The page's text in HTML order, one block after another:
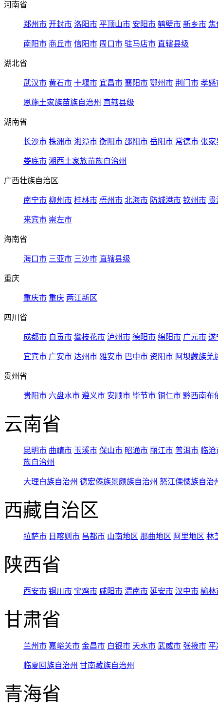
河南省
郑州市 开封市 洛阳市 平顶山市 安阳市 鹤壁市 新乡市 焦
南阳市 商丘市 信阳市 周口市 驻马店市 直辖县级
湖北省
武汉市 黄石市 十堰市 宜昌市 襄阳市 鄂州市 荆门市 孝感
恩施土家族苗族自治州 直辖县级
湖南省
长沙市 株洲市 湘潭市 衡阳市 邵阳市 岳阳市 常德市 张家
娄底市 湘西土家族苗族自治州
广西壮族自治区
南宁市 柳州市 桂林市 梧州市 北海市 防城港市 钦州市 贵
来宾市 崇左市
海南省
海口市 三亚市 三沙市 直辖县级
重庆
重庆市 重庆 两江新区
四川省
成都市 自贡市 攀枝花市 泸州市 德阳市 绵阳市 广元市 遂
宜宾市 广安市 达州市 雅安市 巴中市 资阳市 阿坝藏族羌
贵州省
贵阳市 六盘水市 遵义市 安顺市 毕节市 铜仁市 黔西南布
云南省
昆明市 曲靖市 玉溪市 保山市 昭通市 丽江市 普洱市 临
族自治州
大理白族自治州 德宏傣族景颇族自治州 怒江傈僳族自治
西藏自治区
拉萨市 日喀则市 昌都市 山南地区 那曲地区 阿里地区 林
陕西省
西安市 铜川市 宝鸡市 咸阳市 渭南市 延安市 汉中市 榆林
甘肃省
兰州市 嘉峪关市 金昌市 白银市 天水市 武威市 张掖市 平
临夏回族自治州 甘南藏族自治州
青海省